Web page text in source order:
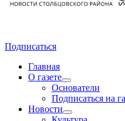
Подписаться
Главная
О газете
Основатели
Подписаться на
Новости